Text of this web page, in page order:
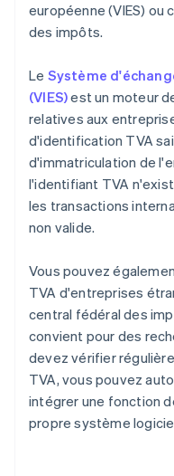
européenne (VIES)
des impôts.
Le Système
(VIES)est un moteur
relatives aux
d'identification TVA
d'immatriculation de
l'identifiant TVA
les transactions
non valide.
Vous pouvez
TVA d'entreprises
central fédéral des
convient pour des
devez vérifier
TVA, vous pouvez
intégrer une fonction
propre système